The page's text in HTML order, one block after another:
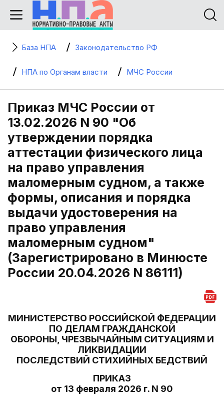
База НПА Законодательство РФ
НПА по Органам власти МЧС России
Приказ МЧС России от
13.02.2026 N 90 "Об
утверждении порядка
аттестации физического лица
на право управления
маломерным судном, а также
формы, описания и порядка
выдачи удостоверения на
право управления
маломерным судном"
(Зарегистрировано в Минюсте
России 20.04.2026 N 86111)
МИНИСТЕРСТВО РОССИЙСКОЙ ФЕДЕРАЦИИ
ПО ДЕЛАМ ГРАЖДАНСКОЙ
ОБОРОНЫ, ЧРЕЗВЫЧАЙНЫМ СИТУАЦИЯМ И
ЛИКВИДАЦИИ
ПОСЛЕДСТВИЙ СТИХИЙНЫХ БЕДСТВИЙ
ПРИКАЗ
от 13 февраля 2026 г. N 90